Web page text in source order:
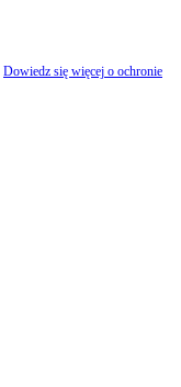
Dowiedz się więcej o ochronie